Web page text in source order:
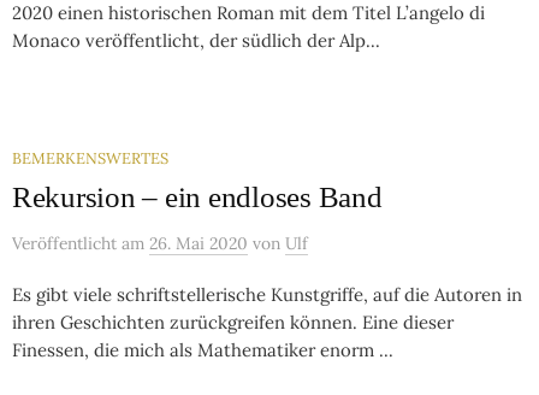
2020 einen historischen Roman mit dem Titel L’angelo di
Monaco veröffentlicht, der südlich der Alp...
BEMERKENSWERTES
Rekursion – ein endloses Band
Veröffentlicht am 26. Mai 2020 von Ulf
Es gibt viele schriftstellerische Kunstgriffe, auf die Autoren in
ihren Geschichten zurückgreifen können. Eine dieser
Finessen, die mich als Mathematiker enorm ...